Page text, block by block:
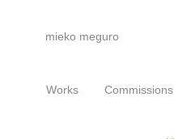
mieko meguro
Works Commissions